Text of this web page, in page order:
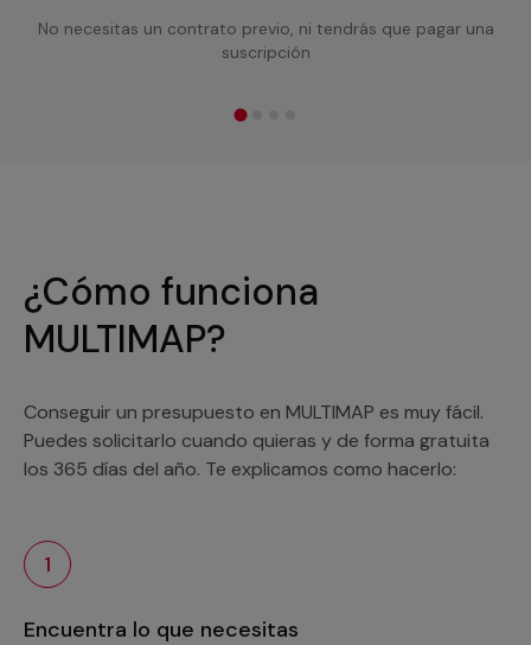
No necesitas un contrato previo, ni tendrás que pagar una
suscripción
¿Cómo funciona
MULTIMAP?
Conseguir un presupuesto en MULTIMAP es muy fácil.
Puedes solicitarlo cuando quieras y de forma gratuita
los 365 días del año. Te explicamos como hacerlo:
1
Encuentra lo que necesitas